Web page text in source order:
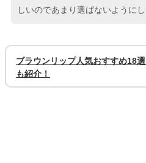
しいのであまり選ばないように
ブラウンリップ人気おすすめ18
も紹介！